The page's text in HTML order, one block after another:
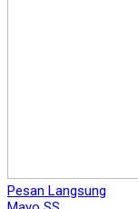
Pesan Langsung